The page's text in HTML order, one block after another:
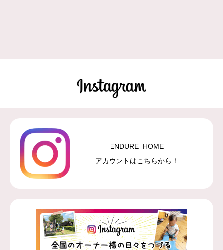
ENDURE_HOME
アカウントはこちらから！